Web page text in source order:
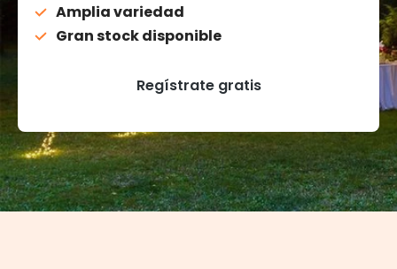
Amplia variedad
Gran stock disponible
Regístrate gratis